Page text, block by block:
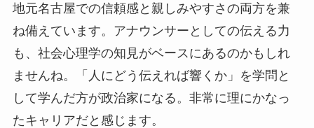
地元名古屋での信頼感と親しみやすさの両方を兼
ね備えています。アナウンサーとしての伝える力
も、社会心理学の知見がベースにあるのかもしれ
ませんね。「人にどう伝えれば響くか」を学問と
して学んだ方が政治家になる。非常に理にかなっ
たキャリアだと感じます。